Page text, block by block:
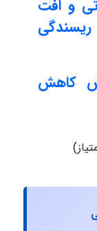
و افت
ریسندگی
کاهش